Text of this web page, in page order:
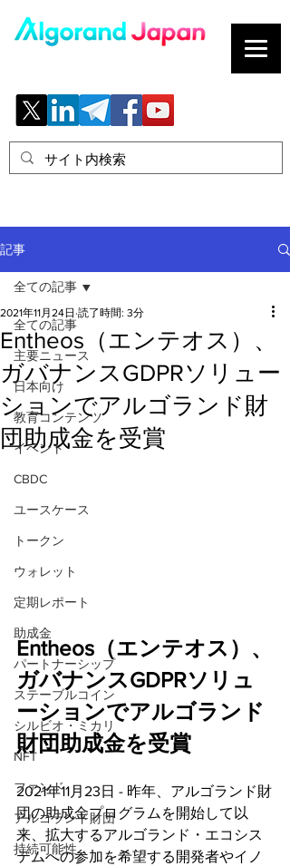
記事
全ての記事
主要ニュース
日本向け
教育コンテンツ
イベント
CBDC
ユースケース
トークン
ウォレット
定期レポート
助成金
パートナーシップ
ステーブルコイン
シルビオ・ミカリ
NFT
ファンド
アルゴランド財団
持続可能性
全ての記事
Entheos（エンテオス）、
ガバナンスGDPRソリュー
ションでアルゴランド財
団助成金を受賞
2021年11月24日 読了時間: 3分
Entheos（エンテオス）、
ガバナンスGDPRソリュ
ーションでアルゴランド
財団助成金を受賞
2021年11月23日 - 昨年、アルゴランド財
団の助成金プログラムを開始して以
来、拡大するアルゴランド・エコシス
テムへの参加を希望する開発者やイノ